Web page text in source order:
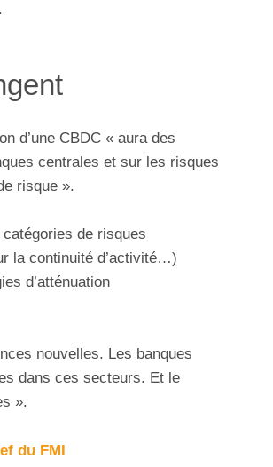
d’une CBDC « aura des
centrales et sur les risques
risque ».
de risques
la continuité d’activité…)
d’atténuation
nouvelles. Les banques
dans ces secteurs. Et le
».
du FMI